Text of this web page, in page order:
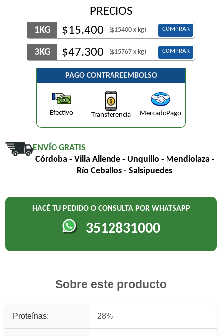
PRECIOS
1KG $15.400 ($15400 x kg) COMPRAR
3KG $47.300 ($15767 x kg) COMPRAR
PAGO CONTRAREEMBOLSO
Efectivo Transferencia MercadoPago
ENVÍO GRATIS
Córdoba - Villa Allende - Unquillo - Mendiolaza -
Río Ceballos - Salsipuedes
HACÉ TU PEDIDO O CONSULTA POR WHATSAPP
3512831000
Sobre este producto
Proteínas: 28%